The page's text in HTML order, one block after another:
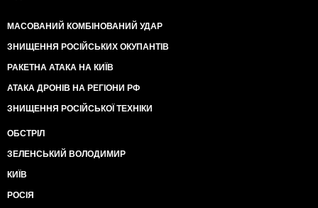
МАСОВАНИЙ КОМБІНОВАНИЙ УДАР
ЗНИЩЕННЯ РОСІЙСЬКИХ ОКУПАНТІВ
РАКЕТНА АТАКА НА КИЇВ
АТАКА ДРОНІВ НА РЕГІОНИ РФ
ЗНИЩЕННЯ РОСІЙСЬКОЇ ТЕХНІКИ
ОБСТРІЛ
ЗЕЛЕНСЬКИЙ ВОЛОДИМИР
КИЇВ
РОСІЯ